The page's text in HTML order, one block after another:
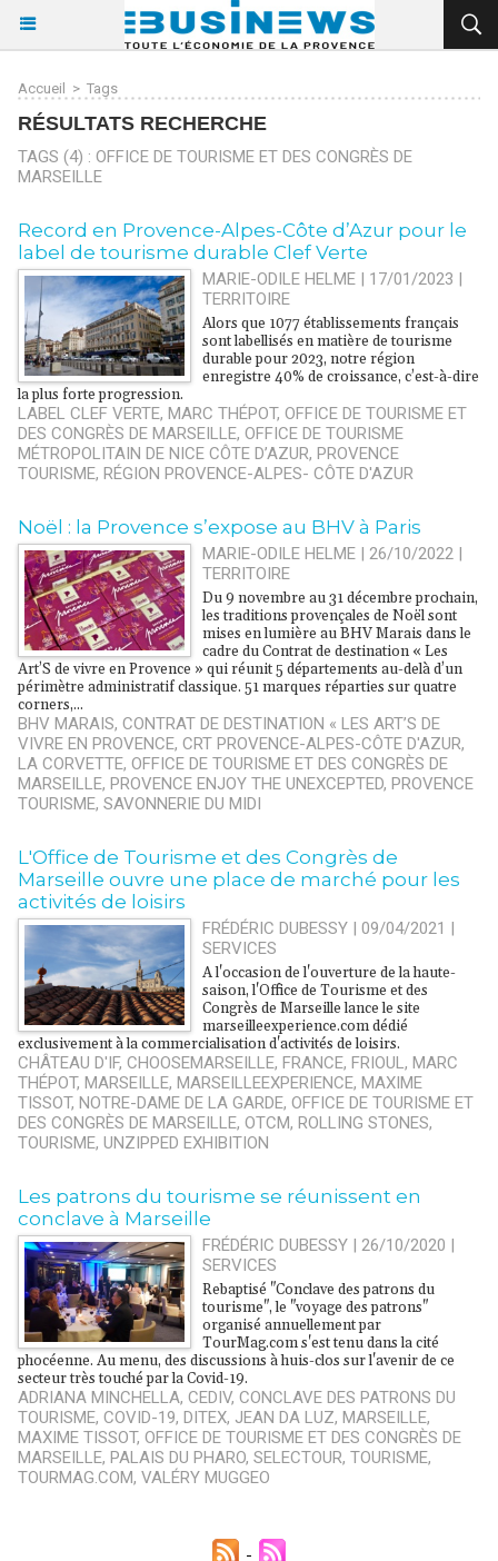
Accueil > Tags
RÉSULTATS RECHERCHE
TAGS (4) : OFFICE DE TOURISME ET DES CONGRÈS DE
MARSEILLE
Record en Provence-Alpes-Côte d’Azur pour le
label de tourisme durable Clef Verte
MARIE-ODILE HELME | 17/01/2023 |
TERRITOIRE
Alors que 1077 établissements français
sont labellisés en matière de tourisme
durable pour 2023, notre région
enregistre 40% de croissance, c’est-à-dire
la plus forte progression.
LABEL CLEF VERTE, MARC THÉPOT, OFFICE DE TOURISME ET
DES CONGRÈS DE MARSEILLE, OFFICE DE TOURISME
MÉTROPOLITAIN DE NICE CÔTE D’AZUR, PROVENCE
TOURISME, RÉGION PROVENCE-ALPES- CÔTE D'AZUR
Noël : la Provence s’expose au BHV à Paris
MARIE-ODILE HELME | 26/10/2022 |
TERRITOIRE
Du 9 novembre au 31 décembre prochain,
les traditions provençales de Noël sont
mises en lumière au BHV Marais dans le
cadre du Contrat de destination « Les
Art’S de vivre en Provence » qui réunit 5 départements au-delà d’un
périmètre administratif classique. 51 marques réparties sur quatre
corners,...
BHV MARAIS, CONTRAT DE DESTINATION « LES ART’S DE
VIVRE EN PROVENCE, CRT PROVENCE-ALPES-CÔTE D'AZUR,
LA CORVETTE, OFFICE DE TOURISME ET DES CONGRÈS DE
MARSEILLE, PROVENCE ENJOY THE UNEXCEPTED, PROVENCE
TOURISME, SAVONNERIE DU MIDI
L'Office de Tourisme et des Congrès de
Marseille ouvre une place de marché pour les
activités de loisirs
FRÉDÉRIC DUBESSY | 09/04/2021 |
SERVICES
A l'occasion de l'ouverture de la haute-
saison, l'Office de Tourisme et des
Congrès de Marseille lance le site
marseilleexperience.com dédié
exclusivement à la commercialisation d'activités de loisirs.
CHÂTEAU D'IF, CHOOSEMARSEILLE, FRANCE, FRIOUL, MARC
THÉPOT, MARSEILLE, MARSEILLEEXPERIENCE, MAXIME
TISSOT, NOTRE-DAME DE LA GARDE, OFFICE DE TOURISME ET
DES CONGRÈS DE MARSEILLE, OTCM, ROLLING STONES,
TOURISME, UNZIPPED EXHIBITION
Les patrons du tourisme se réunissent en
conclave à Marseille
FRÉDÉRIC DUBESSY | 26/10/2020 |
SERVICES
Rebaptisé "Conclave des patrons du
tourisme", le "voyage des patrons"
organisé annuellement par
TourMag.com s'est tenu dans la cité
phocéenne. Au menu, des discussions à huis-clos sur l'avenir de ce
secteur très touché par la Covid-19.
ADRIANA MINCHELLA, CEDIV, CONCLAVE DES PATRONS DU
TOURISME, COVID-19, DITEX, JEAN DA LUZ, MARSEILLE,
MAXIME TISSOT, OFFICE DE TOURISME ET DES CONGRÈS DE
MARSEILLE, PALAIS DU PHARO, SELECTOUR, TOURISME,
TOURMAG.COM, VALÉRY MUGGEO